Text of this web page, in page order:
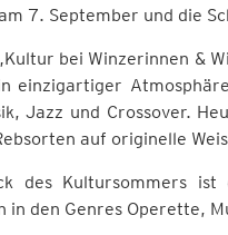
7. September und die
bei Winzerinnen &
einzigartiger
Jazz und Crossover.
auf originelle
des Kultursommers
in den Genres Operette,